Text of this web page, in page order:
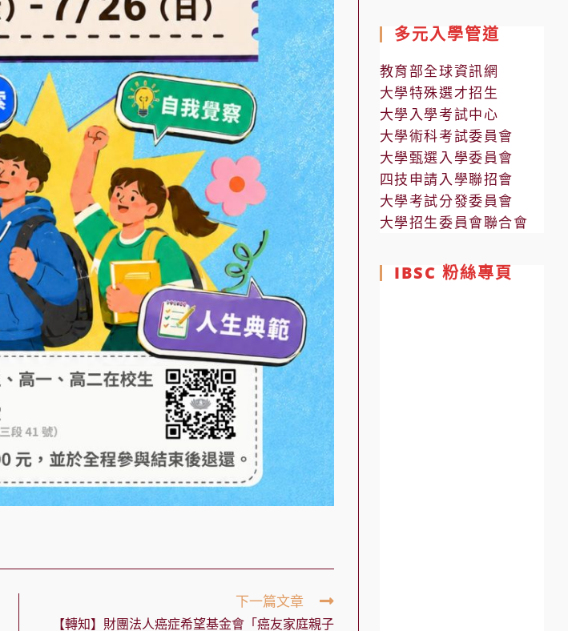
下一篇文章
【轉知】財團法人癌症希望基金會「癌友家庭親子
多元入學管道
教育部全球資訊網
大學特殊選才招生
大學入學考試中心
大學術科考試委員會
大學甄選入學委員會
四技申請入學聯招會
大學考試分發委員會
大學招生委員會聯合會
IBSC 粉絲專頁